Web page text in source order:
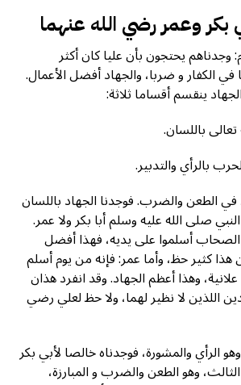
وعمر رضي الله عنهما
يحتجون بأن عليا كان أكثر
الكفار و ضربا، والجهاد أفضل الأعمال.
ينقسم أقساما ثلاثة:
تعالى باللسان.
بالرأي والتدبير.
في الطعن والضرب. فوجدنا الجهاد باللسان
صلى الله عليه وسلم أبا بكر ولا عمر.
الصحاب أسلموا على يديه، فهذا أفضل
كثير حظ، وأما عمر: فإنه من يوم أسلم
علانية، وهذا أعظم الجهاد. وقد انفرد هذان
اللذين لا نظير لهما، ولا حظ لعلي رضي
الرأي والمشورة، فوجدناه خالصا لأبي بكر
وهو الطعن والضرب و المبارزة،